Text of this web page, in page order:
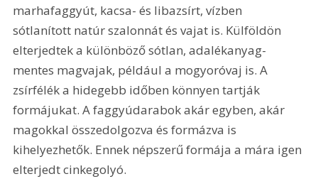
marhafaggyút, kacsa- és libazsírt, vízben
sótlanított natúr szalonnát és vajat is. Külföldön
elterjedtek a különböző sótlan, adalékanyag-
mentes magvajak, például a mogyoróvaj is. A
zsírfélék a hidegebb időben könnyen tartják
formájukat. A faggyúdarabok akár egyben, akár
magokkal összedolgozva és formázva is
kihelyezhetők. Ennek népszerű formája a mára igen
elterjedt cinkegolyó.